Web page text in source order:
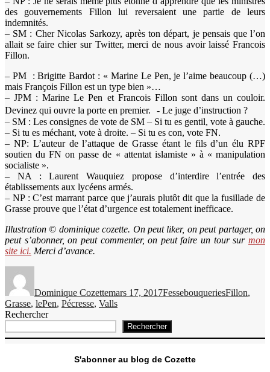
des gouvernements Fillon lui reversaient une partie de leurs
indemnités.
– SM : Cher Nicolas Sarkozy, après ton départ, je pensais que l’on
allait se faire chier sur Twitter, merci de nous avoir laissé Francois
Fillon.
– PM : Brigitte Bardot : « Marine Le Pen, je l’aime beaucoup (…)
mais François Fillon est un type bien »…
– JPM : Marine Le Pen et Francois Fillon sont dans un couloir.
Devinez qui ouvre la porte en premier. - Le juge d’instruction ?
– SM : Les consignes de vote de SM – Si tu es gentil, vote à gauche.
– Si tu es méchant, vote à droite. – Si tu es con, vote FN.
– NP: L’auteur de l’attaque de Grasse étant le fils d’un élu RPF
soutien du FN on passe de « attentat islamiste » à « manipulation
socialiste ».
– NA : Laurent Wauquiez propose d’interdire l’entrée des
établissements aux lycéens armés.
– NP : C’est marrant parce que j’aurais plutôt dit que la fusillade de
Grasse prouve que l’état d’urgence est totalement inefficace.
Illustration © dominique cozette. On peut liker, on peut partager, on
peut s’abonner, on peut commenter, on peut faire un tour sur mon
site ici. Merci d’avance.
Dominique Cozettemars 17, 2017FessebouqueriesFillon,
Grasse, lePen, Pécresse, Valls
Rechercher
Rechercher
S'abonner au blog de Cozette